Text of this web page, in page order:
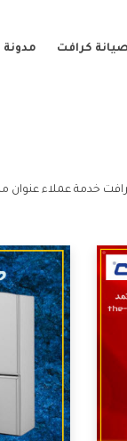
كرافت مدونة
خدمة عملاء عنوان